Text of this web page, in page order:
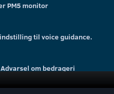
PM5 monitor
til voice guidance.
Advarsel om bedrageri